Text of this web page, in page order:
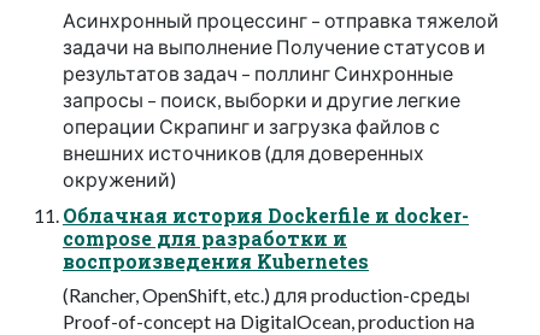
Асинхронный процессинг – отправка тяжелой
задачи на выполнение Получение статусов и
результатов задач – поллинг Синхронные
запросы – поиск, выборки и другие легкие
операции Скрапинг и загрузка файлов с
внешних источников (для доверенных
окружений)
Облачная история Dockerfile и docker-
compose для разработки и
воспроизведения Kubernetes
(Rancher, OpenShift, etc.) для production-среды
Proof-of-concept на DigitalOcean, production на